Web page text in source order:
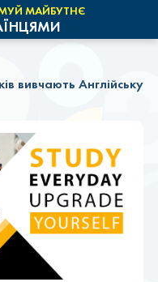
МАЙБУТНЄ
вивчають Англійську